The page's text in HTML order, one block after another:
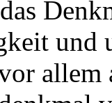
und
allem